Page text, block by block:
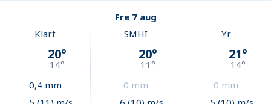
Fre 7 aug
Klart
20°
14°
0,4mm
SMHI
20°
11 °
0 mm
Yr
21°
14°
0 mm